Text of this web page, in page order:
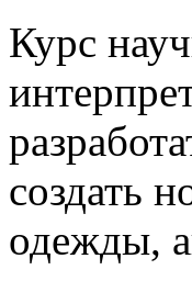
Курс
создать
одежды,